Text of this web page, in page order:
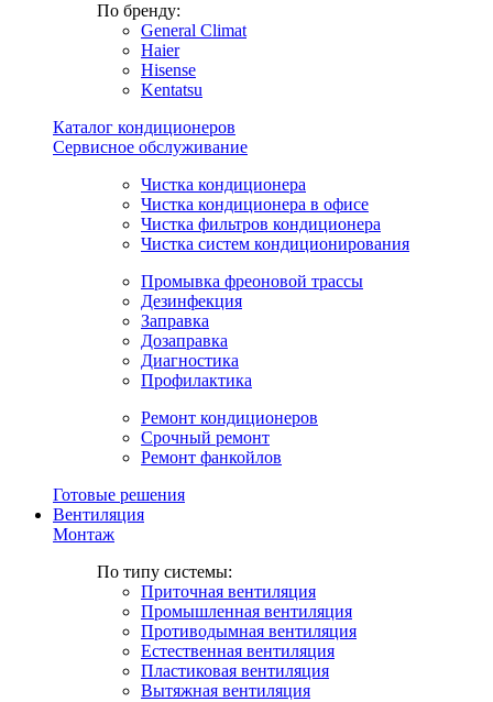
По бренду:
General Climat
Haier
Hisense
Kentatsu
Каталог кондиционеров
Сервисное обслуживание
Чистка кондиционера
Чистка кондиционера в офисе
Чистка фильтров кондиционера
Чистка систем кондиционирования
Промывка фреоновой трассы
Дезинфекция
Заправка
Дозаправка
Диагностика
Профилактика
Ремонт кондиционеров
Срочный ремонт
Ремонт фанкойлов
Готовые решения
Вентиляция
Монтаж
По типу системы:
Приточная вентиляция
Промышленная вентиляция
Противодымная вентиляция
Естественная вентиляция
Пластиковая вентиляция
Вытяжная вентиляция